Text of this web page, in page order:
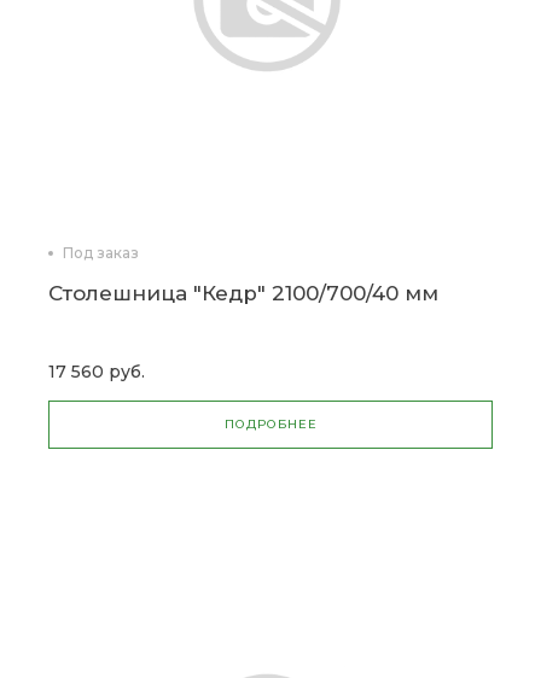
Под заказ
Столешница "Кедр" 2100/700/40 мм
17 560 руб.
ПОДРОБНЕЕ